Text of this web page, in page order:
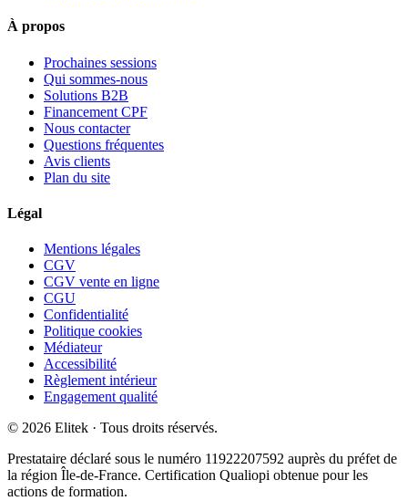
À propos
Prochaines sessions
Qui sommes-nous
Solutions B2B
Financement CPF
Nous contacter
Questions fréquentes
Avis clients
Plan du site
Légal
Mentions légales
CGV
CGV vente en ligne
CGU
Confidentialité
Politique cookies
Médiateur
Accessibilité
Règlement intérieur
Engagement qualité
© 2026 Elitek · Tous droits réservés.
Prestataire déclaré sous le numéro 11922207592 auprès du préfet de
la région Île-de-France. Certification Qualiopi obtenue pour les
actions de formation.